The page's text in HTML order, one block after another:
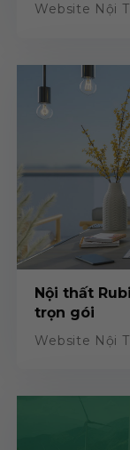
Website Nội
Website Nội
Nội thất
trọn gói